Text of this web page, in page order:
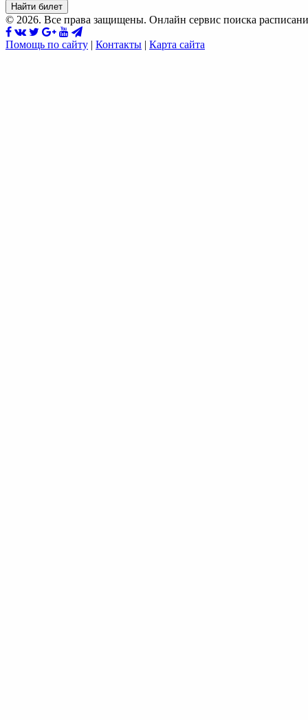
Найти билет
© 2026. Все права защищены. Онлайн сервис поиска
Помощь по сайту | Контакты | Карта сайта